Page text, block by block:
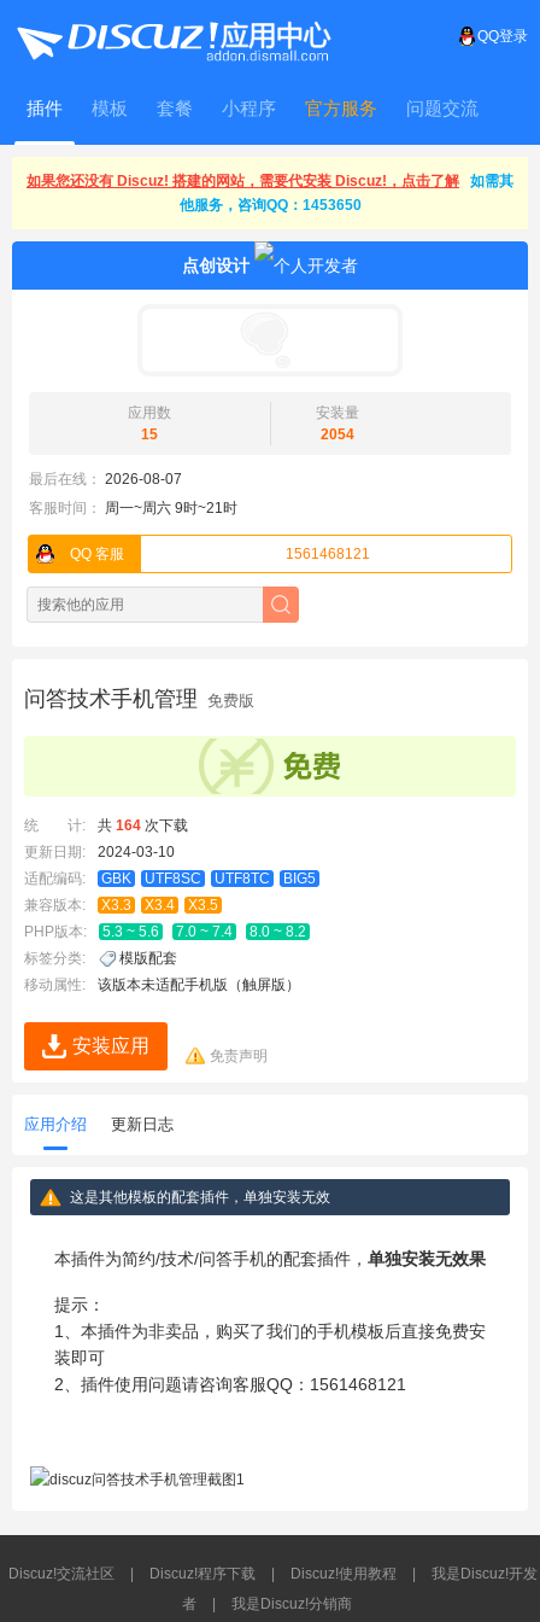
QQ登录
插件 模板 套餐 小程序 官方服务 问题交流
WitFrame
如果您还没有 Discuz! 搭建的网站，需要代安装 Discuz!，点击了解
如需其
他服务，咨询QQ：1453650
点创设计
应用数
15
安装量
2054
最后在线： 2026-08-07
客服时间：
周一~周六 9时~21时
QQ 客服 1561468121
问答技术手机管理 免费版
统 计: 共 164 次下载
更新日期:
2024-03-10
适配编码:
GBK UTF8SC UTF8TC
BIG5
兼容版本:
X3.3 X3.4
X3.5
PHP版本:
5.3 ~ 5.6 7.0 ~ 7.4
8.0 ~ 8.2
标签分类:
模版配套
移动属性:
该版本未适配手机版（触屏版）
安装应用 免责声明
应用介绍 更新日志
这是其他模板的配套插件，单独安装无效
本插件为简约/技术/问答手机的配套插件， 单独安装无效果
提示：
1、本插件为非卖品，购买了我们的手机模板后直接免费安
装即可
2、插件使用问题请咨询客服QQ：1561468121
Discuz!交流社区 Discuz!程序下载 Discuz!使用教程
我是Discuz!开发
者
我是Discuz!分销商